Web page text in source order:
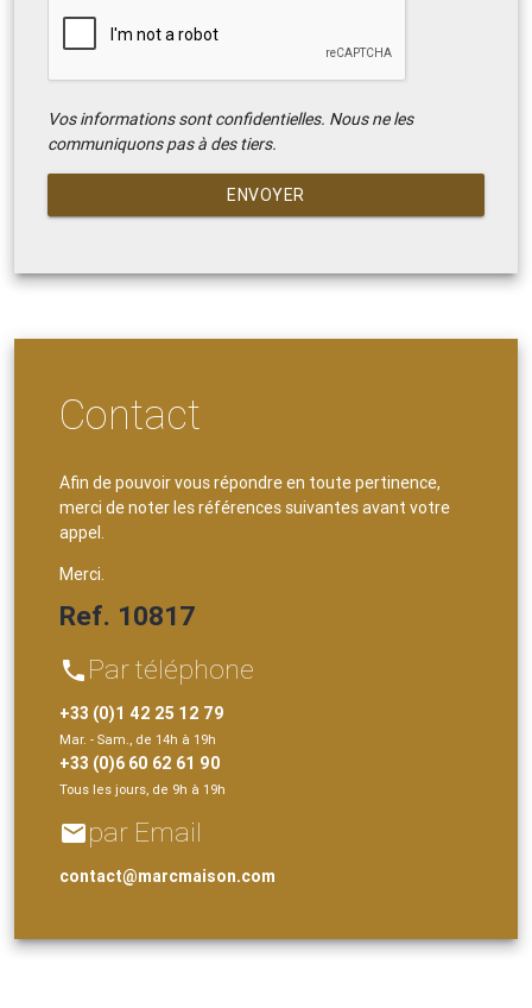
Vos informations sont confidentielles. Nous ne les
communiquons pas à des tiers.
ENVOYER
Contact
Afin de pouvoir vous répondre en toute pertinence,
merci de noter les références suivantes avant votre
appel.
Merci.
Ref. 10817
phone Par téléphone
+33 (0)1 42 25 12 79
Mar. - Sam., de 14h à 19h
+33 (0)6 60 62 61 90
Tous les jours, de 9h à 19h
emailpar Email
contact@marcmaison.com